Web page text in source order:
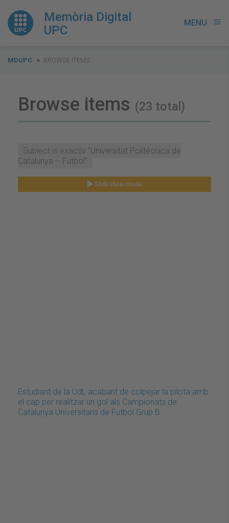
Memòria Digital
UPC
MENU menu
You
MDUPC BROWSE ITEMS
Browse items (23 total)
Subject is exactly "Universitat Politècnica de
Catalunya -- Futbol"
Slideshow mode
Estudiant de la UdL acabant de colpejar la pilota amb
el cap per realitzar un gol als Campionats de
Catalunya Universitaris de Futbol Grup B